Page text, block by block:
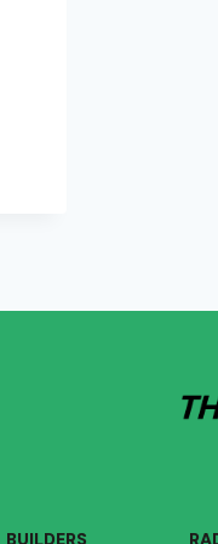
BUILDERS